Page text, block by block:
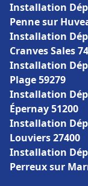
Installation
Penne sur
Installation
Cranves Sales
Installation
Plage 59279
Installation
Épernay 51200
Installation
Louviers 27400
Installation
Perreux sur